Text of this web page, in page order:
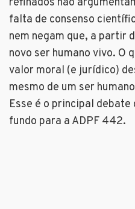
refinados não
falta de consenso
nem negam que, a partir
novo ser humano vivo. O
valor moral (e jurídico)
mesmo de um ser
Esse é o principal debate
fundo para a ADPF 442.